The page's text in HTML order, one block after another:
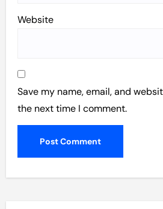
Website
Save my name, email, and
the next time I comment.